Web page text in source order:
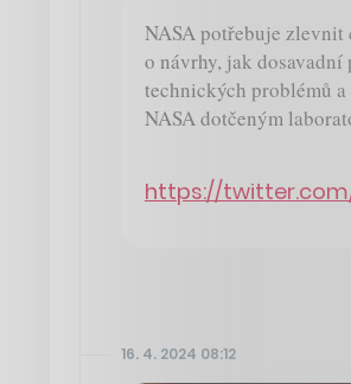
NASA potřebuje zlevnit
o návrhy, jak dosavadní
technických problémů a
NASA dotčeným
https://
16. 4. 2024 08:12